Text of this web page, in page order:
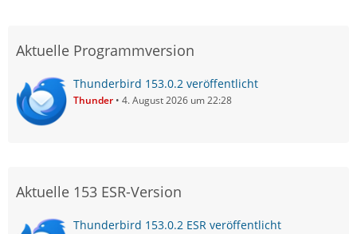
Aktuelle Programmversion
Thunderbird 153.0.2 veröffentlicht
Thunder 4. August 2026 um 22:28
Aktuelle 153 ESR-Version
Thunderbird 153.0.2 ESR veröffentlicht